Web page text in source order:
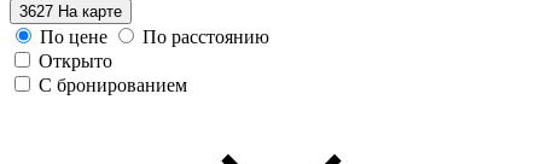
3627 На карте
По цене
По расстоянию
Открыто
С бронированием